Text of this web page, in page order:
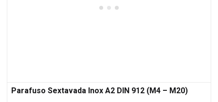
Parafuso Sextavada Inox A2 DIN 912 (M4 – M20)